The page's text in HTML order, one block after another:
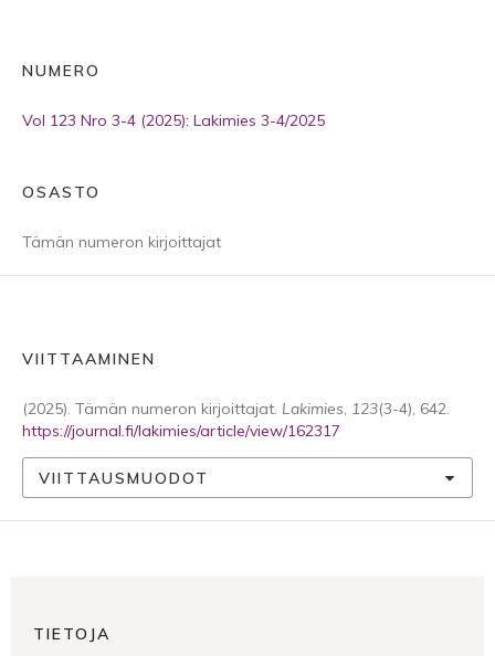
NUMERO
Vol 123 Nro 3-4 (2025): Lakimies 3-4/2025
OSASTO
Tämän numeron kirjoittajat
VIITTAAMINEN
(2025). Tämän numeron kirjoittajat. Lakimies, 123(3-4), 642.
https://journal.fi/lakimies/article/view/162317
VIITTAUSMUODOT
TIETOJA